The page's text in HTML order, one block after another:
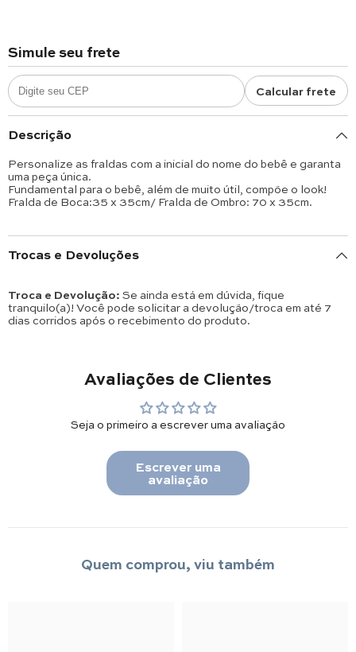
Simule seu frete
Calcular frete
Descrição
Personalize as fraldas com a inicial do nome do bebê e garanta
uma peça única.
Fundamental para o bebê, além de muito útil, compõe o look!
Fralda de Boca:35 x 35cm/ Fralda de Ombro: 70 x 35cm.
Trocas e Devoluções
Troca e Devolução: Se ainda está em dúvida, fique
tranquilo(a)! Você pode solicitar a devolução/troca em até 7
dias corridos após o recebimento do produto.
Avaliações de Clientes
Seja o primeiro a escrever uma avaliação
Escrever uma
avaliação
Quem comprou, viu também